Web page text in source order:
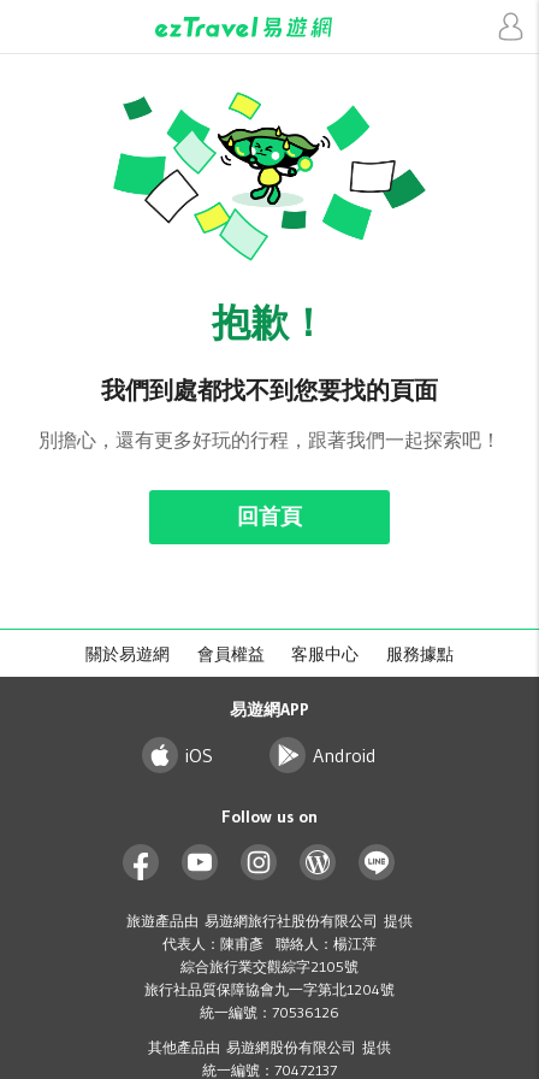
抱歉！
我們到處都找不到您要找的頁面
別擔心，還有更多好玩的行程，跟著我們一起探索吧！
回首頁
關於易遊網 會員權益 客服中心 服務據點
易遊網APP
iOS Android
Follow us on
旅遊產品由 易遊網旅行社股份有限公司 提供
代表人：陳甫彥 聯絡人：楊江萍
綜合旅行業交觀綜字2105號
旅行社品質保障協會九一字第北1204號
統一編號：70536126
其他產品由 易遊網股份有限公司 提供
統一編號：70472137